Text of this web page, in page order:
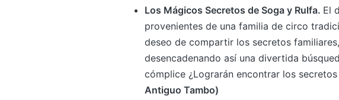
Los Mágicos Secretos de Soga y Rulfa. El
provenientes de una familia de circo
deseo de compartir los secretos
desencadenando así una divertida
cómplice ¿Lograrán encontrar los secretos
Antiguo Tambo)